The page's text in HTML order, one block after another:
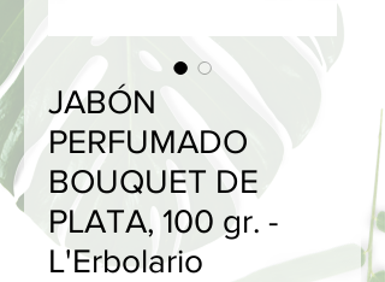
JABÓN
PERFUMADO
BOUQUET DE
PLATA, 100 gr. -
L'Erbolario